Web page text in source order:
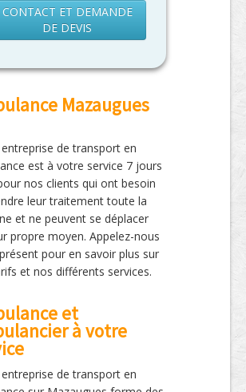
CONTACT ET DEMANDE
DE DEVIS
Mazaugues
de transport en
est à votre service 7 jours
nos clients qui ont besoin
leur traitement toute la
et ne peuvent se déplacer
propre moyen. Appelez-nous
pour en savoir plus sur
et nos différents services.
et
à votre
de transport en